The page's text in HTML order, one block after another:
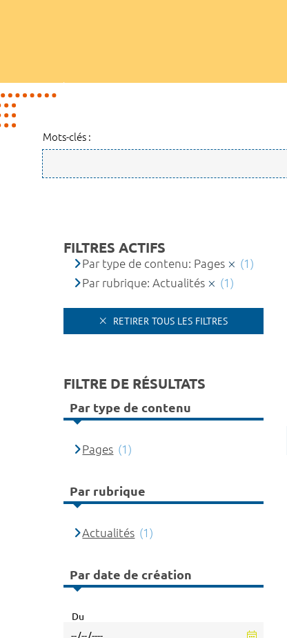
Mots-clés :
FILTRES ACTIFS
Par type de contenu: Pages
(1)
Par rubrique: Actualités
(1)
RETIRER TOUS LES FILTRES
FILTRE DE RÉSULTATS
Par type de contenu
Pages (1)
Par rubrique
Actualités (1)
Par date de création
Du